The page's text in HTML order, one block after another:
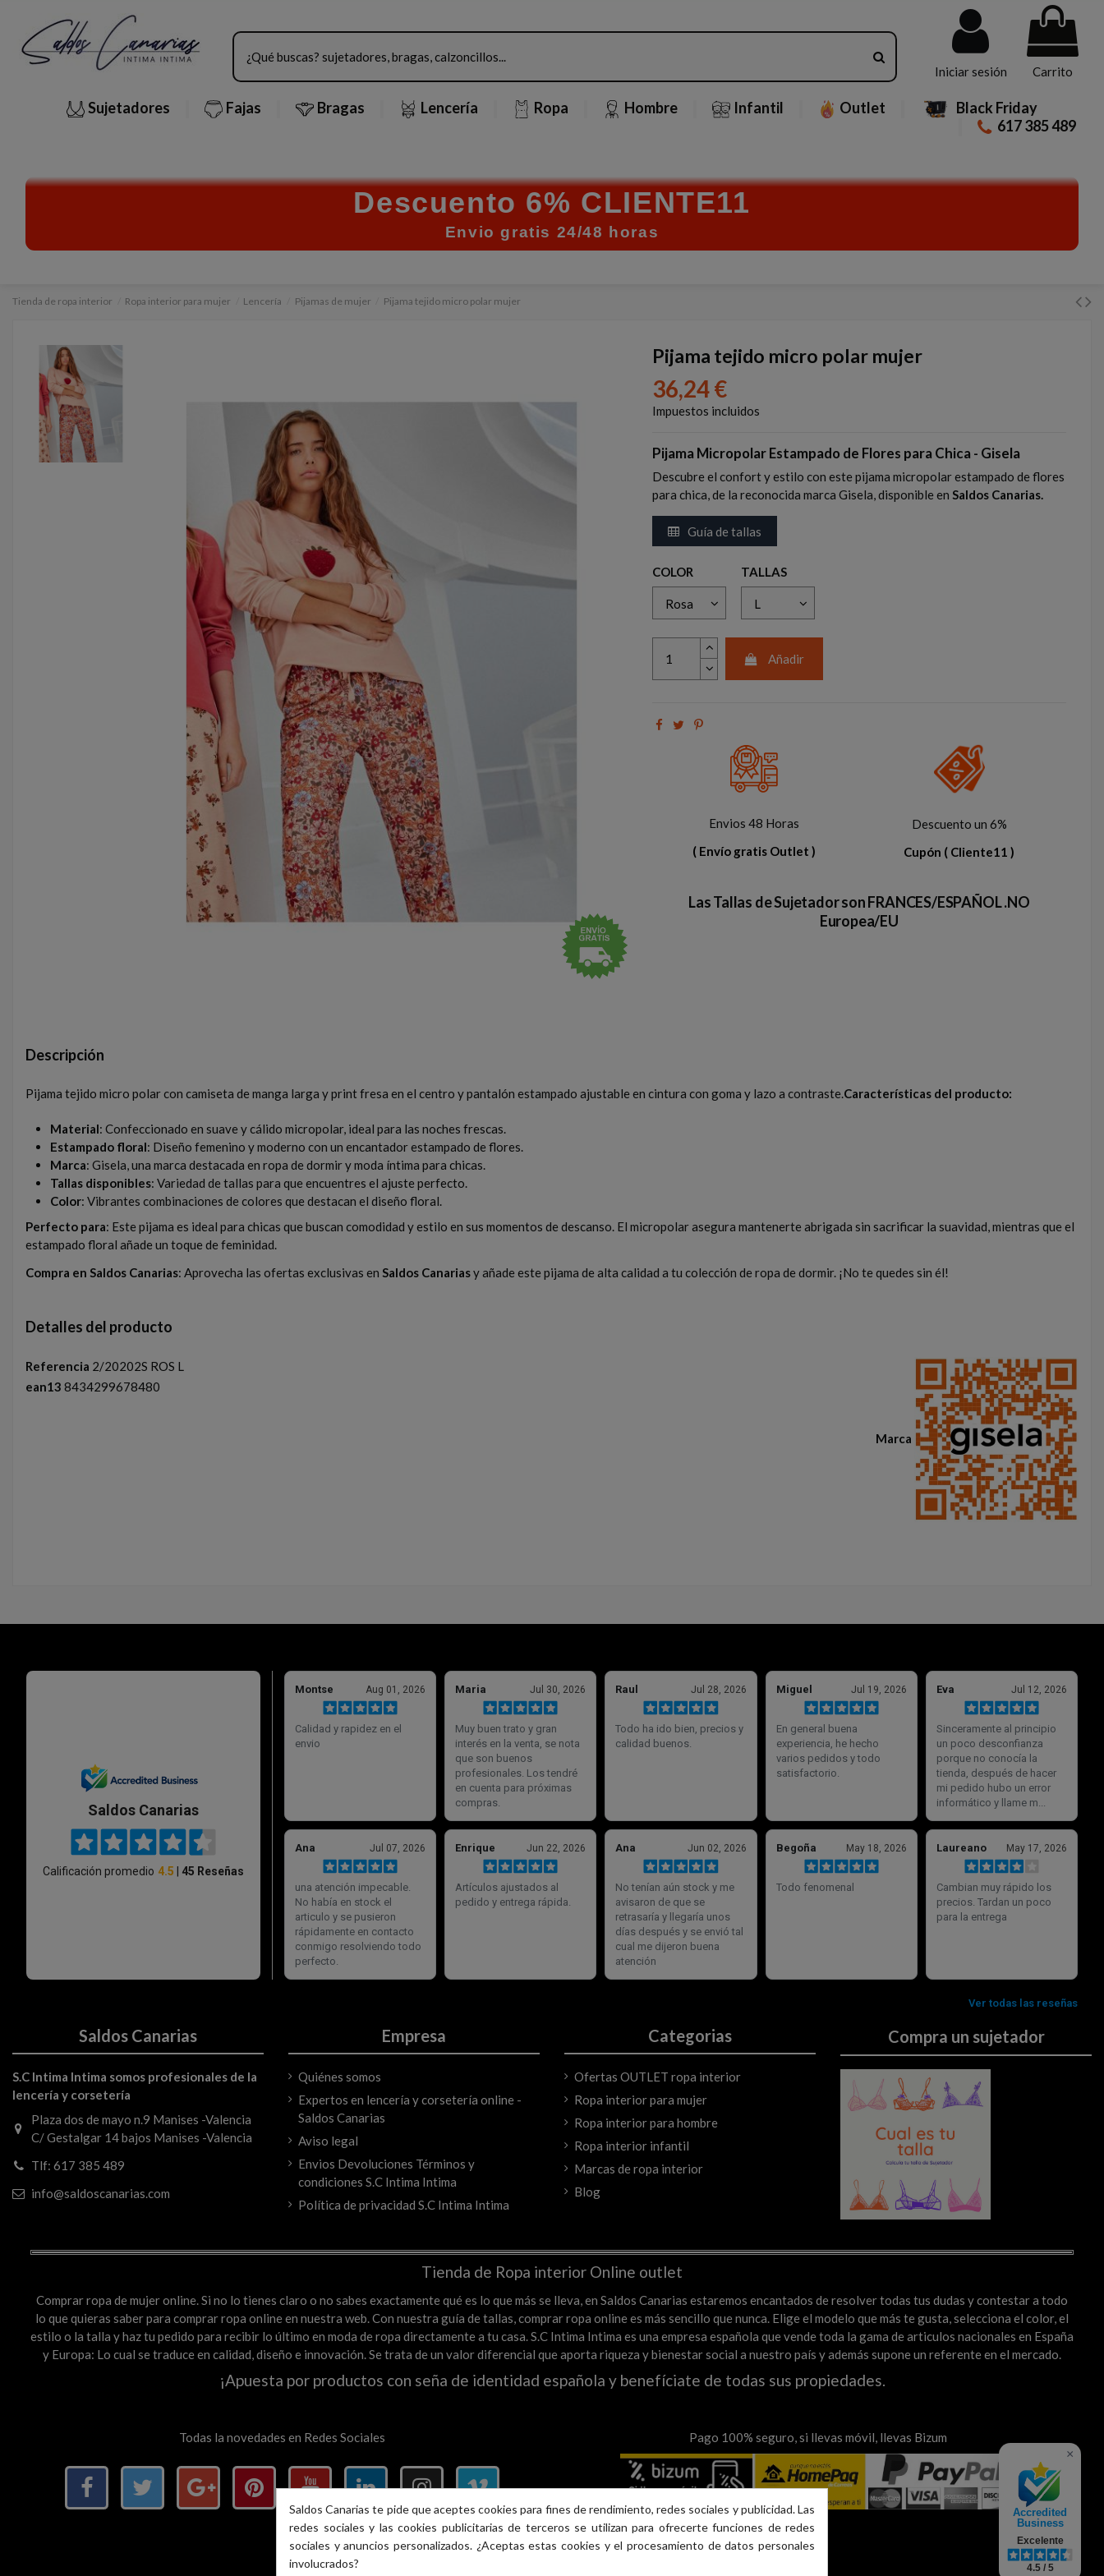
Iniciar sesión Carrito
Sujetadores Fajas Bragas Lencería Ropa Hombre Infantil Outlet
Black Friday
617 385 489
Descuento 6% CLIENTE11
Envio gratis 24/48 horas
Tienda de ropa interior Ropa interior para mujer Lencería Pijamas de mujer Pijama tejido micro polar mujer
Pijama tejido micro polar mujer
36,24 €
Impuestos incluidos
Pijama Micropolar Estampado de Flores para Chica - Gisela
Descubre el confort y estilo con este pijama micropolar estampado de flores
para chica, de la reconocida marca Gisela, disponible en Saldos Canarias.
Guía de tallas
COLOR TALLAS
Añadir
Envios 48 Horas
( Envío gratis Outlet )
Descuento un 6%
Cupón ( Cliente11 )
Las Tallas de Sujetador son FRANCES/ESPAÑOL .NO
Europea/EU
Descripción
Pijama tejido micro polar con camiseta de manga larga y print fresa en el centro y pantalón estampado ajustable en cintura con goma y lazo a contraste.Características del producto:
Material: Confeccionado en suave y cálido micropolar, ideal para las noches frescas.
Estampado floral: Diseño femenino y moderno con un encantador estampado de flores.
Marca: Gisela, una marca destacada en ropa de dormir y moda íntima para chicas.
Tallas disponibles: Variedad de tallas para que encuentres el ajuste perfecto.
Color: Vibrantes combinaciones de colores que destacan el diseño floral.
Perfecto para: Este pijama es ideal para chicas que buscan comodidad y estilo en sus momentos de descanso. El micropolar asegura mantenerte abrigada sin sacrificar la suavidad, mientras que el
estampado floral añade un toque de feminidad.
Compra en Saldos Canarias: Aprovecha las ofertas exclusivas en Saldos Canariasy añade este pijama de alta calidad a tu colección de ropa de dormir. ¡No te quedes sin él!
Detalles del producto
Marca
Referencia 2/20202S ROS L
ean13 8434299678480
Saldos Canarias
S.C Intima Intima somos profesionales de la
lencería y corsetería
Plaza dos de mayo n.9 Manises -Valencia
C/ Gestalgar 14 bajos Manises -Valencia
Tlf: 617 385 489
info@saldoscanarias.com
Empresa
Quiénes somos
Expertos en lencería y corsetería online -
Saldos Canarias
Aviso legal
Envios Devoluciones Términos y
condiciones S.C Intima Intima
Política de privacidad S.C Intima Intima
Categorias
Ofertas OUTLET ropa interior
Ropa interior para mujer
Ropa interior para hombre
Ropa interior infantil
Marcas de ropa interior
Blog
Compra un sujetador
Tienda de Ropa interior Online outlet
Comprar ropa de mujer online. Si no lo tienes claro o no sabes exactamente qué es lo que más se lleva, en Saldos Canarias estaremos encantados de resolver todas tus dudas y contestar a todo
lo que quieras saber para comprar ropa online en nuestra web. Con nuestra guía de tallas, comprar ropa online es más sencillo que nunca. Elige el modelo que más te gusta, selecciona el color, el
estilo o la talla y haz tu pedido para recibir lo último en moda de ropa directamente a tu casa. S.C Intima Intima es una empresa española que vende toda la gama de articulos nacionales en España
y Europa: Lo cual se traduce en calidad, diseño e innovación. Se trata de un valor diferencial que aporta riqueza y bienestar social a nuestro país y además supone un referente en el mercado.
¡Apuesta por productos con seña de identidad española y benefíciate de todas sus propiedades.
Todas la novedades en Redes Sociales Pago 100% seguro, si llevas móvil, llevas Bizum
×
Accredited
Business
Excelente
4.5 / 5
Saldos Canarias te pide que aceptes cookies para fines de rendimiento, redes sociales y publicidad. Las
redes sociales y las cookies publicitarias de terceros se utilizan para ofrecerte funciones de redes
sociales y anuncios personalizados. ¿Aceptas estas cookies y el procesamiento de datos personales
involucrados?